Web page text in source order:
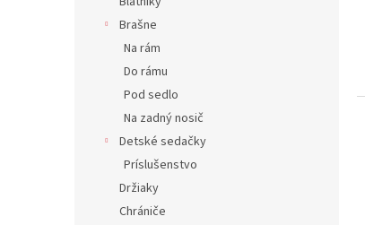
Brašne
Na rám
Do rámu
Pod sedlo
Na zadný nosič
Detské sedačky
Príslušenstvo
Držiaky
Chrániče